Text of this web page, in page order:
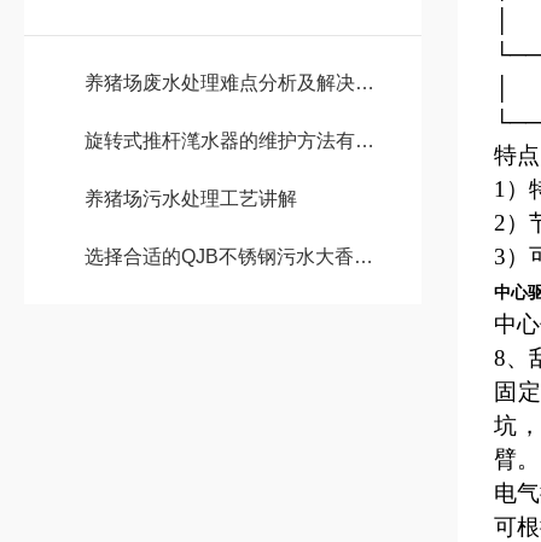
养猪场废水处理难点分析及解决办法
旋转式推杆滗水器的维护方法有哪些
养猪场污水处理工艺讲解
选择合适的QJB不锈钢污水大香蕉黄色电影可从以下4点入手
特
1）
2）
3）
中心
中
8、
固
坑
臂
电
可